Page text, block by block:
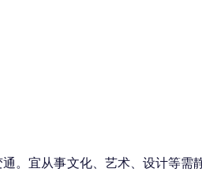
。宜从事文化、艺术、设计等需